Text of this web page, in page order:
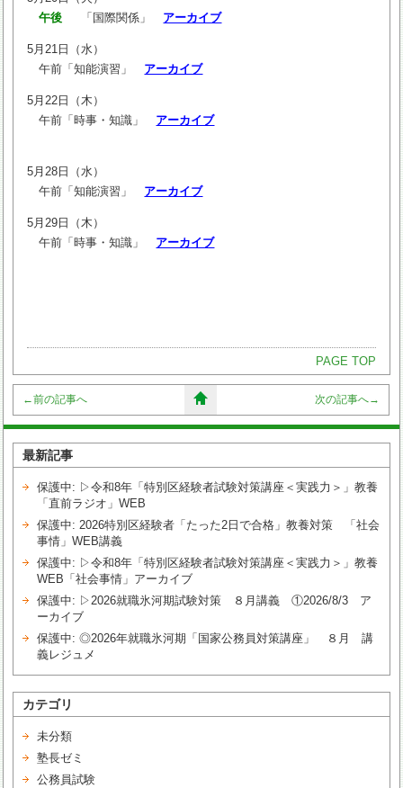
午後 「国際関係」 アーカイブ
5月21日（水）
午前「知能演習」 アーカイブ
5月22日（木）
午前「時事・知識」 アーカイブ
5月28日（水）
午前「知能演習」 アーカイブ
5月29日（木）
午前「時事・知識」 アーカイブ
PAGE TOP
←前の記事へ 次の記事へ→
最新記事
保護中: ▷令和8年「特別区経験者試験対策講座＜実践力＞」教養
「直前ラジオ」WEB
保護中: 2026特別区経験者「たった2日で合格」教養対策 「社会
事情」WEB講義
保護中: ▷令和8年「特別区経験者試験対策講座＜実践力＞」教養
WEB「社会事情」アーカイブ
保護中: ▷2026就職氷河期試験対策 ８月講義 ①2026/8/3 ア
ーカイブ
保護中: ◎2026年就職氷河期「国家公務員対策講座」 ８月 講
義レジュメ
カテゴリ
未分類
塾長ゼミ
公務員試験